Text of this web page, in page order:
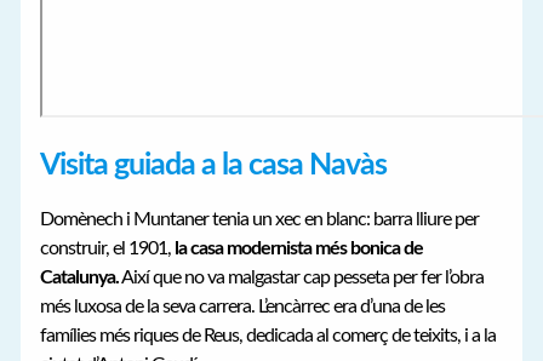
Visita guiada a la casa Navàs
Domènech i Muntaner tenia un xec en blanc: barra lliure per
construir, el 1901, la casa modernista més bonica de
Catalunya.Així que no va malgastar cap pesseta per fer l’obra
més luxosa de la seva carrera. L’encàrrec era d’una de les
famílies més riques de Reus, dedicada al comerç de teixits, i a la